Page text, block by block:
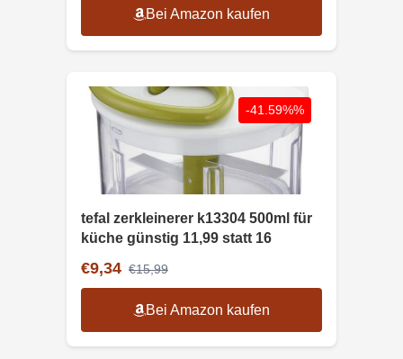
Bei Amazon kaufen
-41.59%%
tefal zerkleinerer k13304 500ml für
küche günstig 11,99 statt 16
€9,34 €15,99
Bei Amazon kaufen